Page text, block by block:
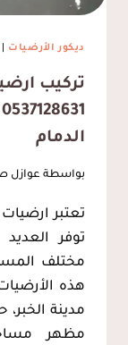
ديكور الأرضيات
تركيب
الدمام
بواسطة عوازل
تعتبر
توفر
مختلف
هذه
مدينة
مظهر